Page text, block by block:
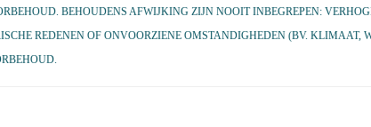
BEHOUDENS AFWIJKING ZIJN NOOIT INBEGREPEN:
REDENEN OF ONVOORZIENE OMSTANDIGHEDEN (BV.